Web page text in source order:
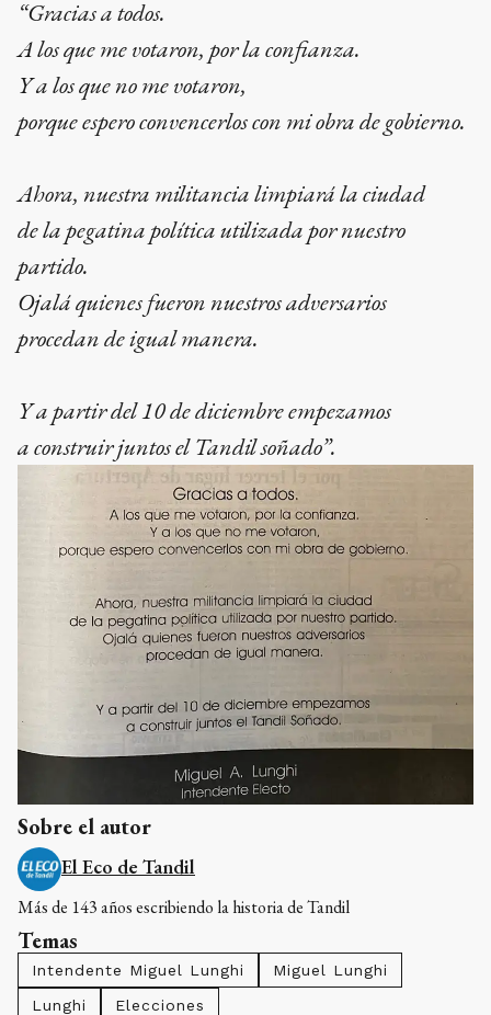
“Gracias a todos.
A los que me votaron, por la confianza.
Y a los que no me votaron,
porque espero convencerlos con mi obra de gobierno.
Ahora, nuestra militancia limpiará la ciudad
de la pegatina política utilizada por nuestro
partido.
Ojalá quienes fueron nuestros adversarios
procedan de igual manera.
Y a partir del 10 de diciembre empezamos
a construir juntos el Tandil soñado”.
Sobre el autor
El Eco de Tandil
Más de 143 años escribiendo la historia de Tandil
Temas
Intendente Miguel Lunghi
Miguel Lunghi
Lunghi
Elecciones